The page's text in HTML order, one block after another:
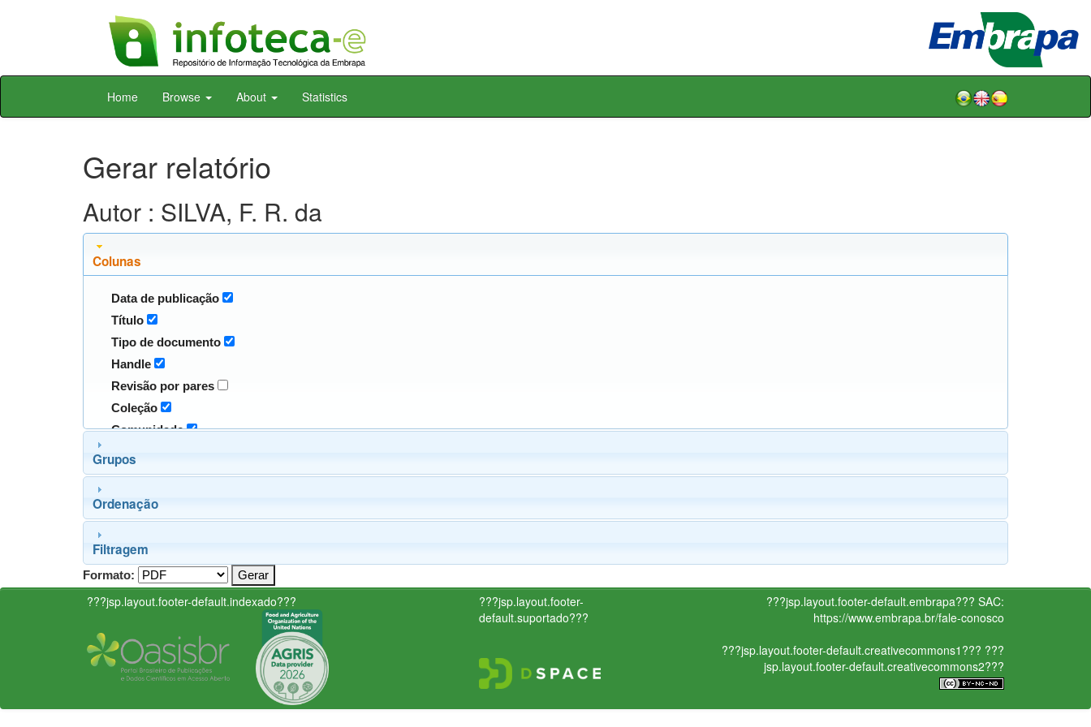
Skip
Home Browse About Statistics
Gerar relatório
Autor : SILVA, F. R. da
Colunas
Data de publicação
Título
Tipo de documento
Handle
Revisão por pares
Coleção
Comunidade
Grupos
Ordenação
Filtragem
Formato:
???jsp.layout.footer-default.indexado???
???jsp.layout.footer-
default.suportado???
???jsp.layout.footer-default.embrapa??? SAC:
https://www.embrapa.br/fale-conosco
???jsp.layout.footer-default.creativecommons1??? ???
jsp.layout.footer-default.creativecommons2???